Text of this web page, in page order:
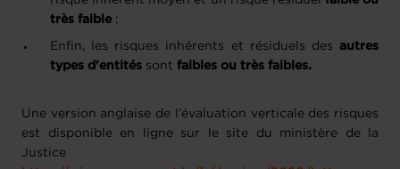
très faible ;
Enfin, les risques inhérents et résiduels des autres
types d'entités sont faibles ou très faibles.
Une version anglaise de l’évaluation verticale des risques
est disponible en ligne sur le site du ministère de la
Justice